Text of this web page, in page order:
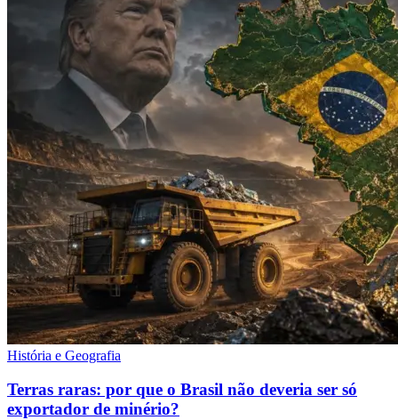
História e Geografia
Terras raras: por que o Brasil não deveria ser só
exportador de minério?